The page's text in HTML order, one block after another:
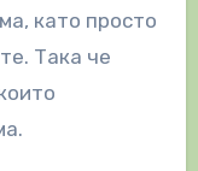
като просто
Така че